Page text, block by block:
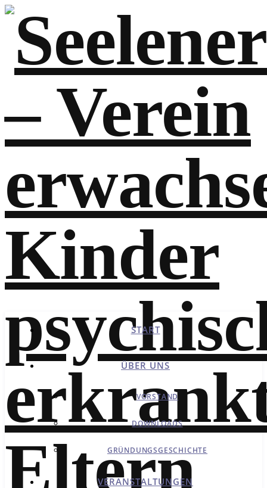
START
ÜBER UNS
VORSTAND
DOWNLOADS
GRÜNDUNGSGESCHICHTE
VERANSTALTUNGEN